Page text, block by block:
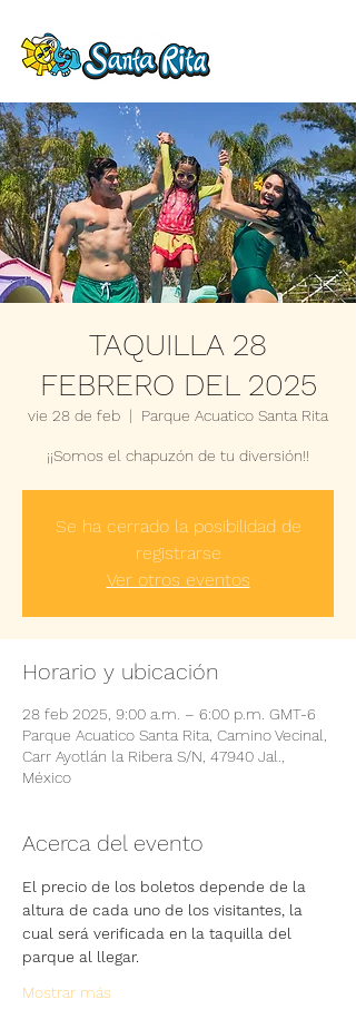
TAQUILLA 28
FEBRERO DEL 2025
vie 28 de feb
  |
Parque Acuatico Santa Rita
¡¡Somos el chapuzón de tu diversión!!
Se ha cerrado la posibilidad de
registrarse
Ver otros eventos
Horario y ubicación
28 feb 2025, 9:00 a.m. – 6:00 p.m. GMT-6
Parque Acuatico Santa Rita, Camino Vecinal,
Carr Ayotlán la Ribera S/N, 47940 Jal.,
México
Acerca del evento
El precio de los boletos depende de la
altura de cada uno de los visitantes, la
cual será verificada en la taquilla del
parque al llegar.
Mostrar más